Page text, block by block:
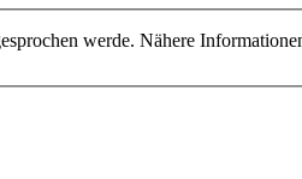
werde. Nähere